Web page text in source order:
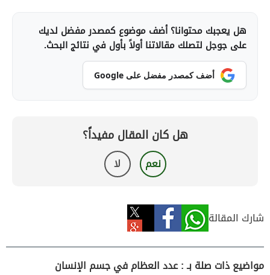
هل يعجبك محتوانا؟ أضف موضوع كمصدر مفضل لديك
على جوجل لتصلك مقالاتنا أولاً بأول في نتائج البحث.
أضف كمصدر مفضل على Google
هل كان المقال مفيداً؟
نعم لا
شارك المقالة
مواضيع ذات صلة بـ : عدد العظام في جسم الإنسان